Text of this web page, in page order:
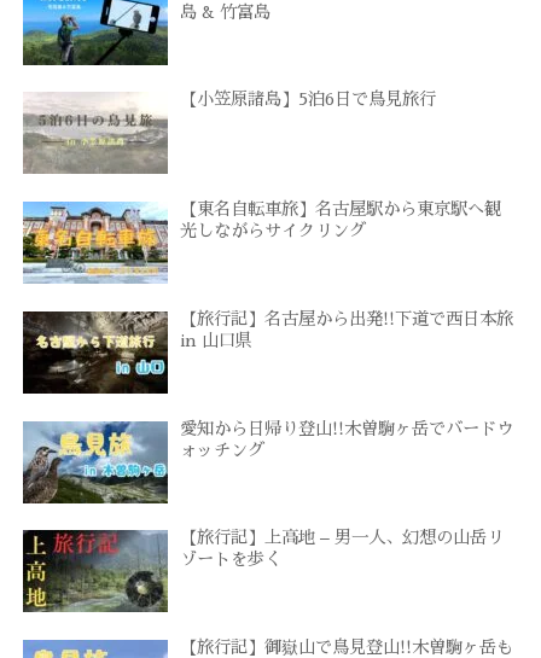
島 & 竹富島
【小笠原諸島】5泊6日で鳥見旅行
【東名自転車旅】名古屋駅から東京駅へ観
光しながらサイクリング
【旅行記】名古屋から出発!!下道で西日本旅
in 山口県
愛知から日帰り登山!!木曽駒ヶ岳でバードウ
ォッチング
【旅行記】上高地 – 男一人、幻想の山岳リ
ゾートを歩く
【旅行記】御嶽山で鳥見登山!!木曽駒ヶ岳も